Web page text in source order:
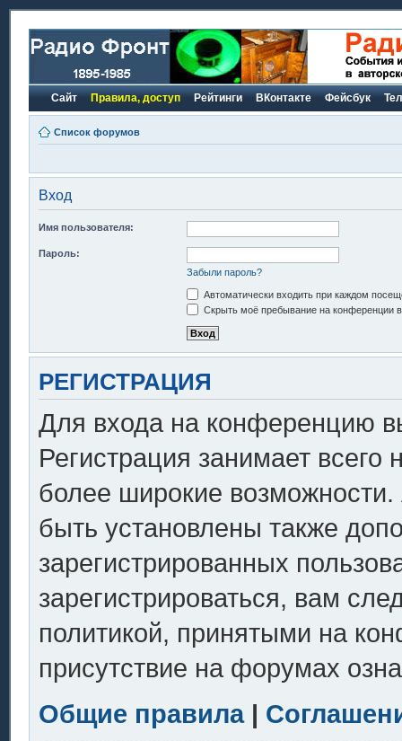
Сайт Правила, доступ Рейтинги ВКонтакте Фейсбук
Список форумов
Вход
Имя пользователя:
Пароль:
Забыли пароль?
Автоматически входить при каждом
Скрыть моё пребывание на конференции в
РЕГИСТРАЦИЯ
Для входа на конференцию
Регистрация занимает всего
более широкие
быть установлены также
зарегистрированных
зарегистрироваться, вам
политикой, принятыми на
присутствие на форумах
Общие правила|